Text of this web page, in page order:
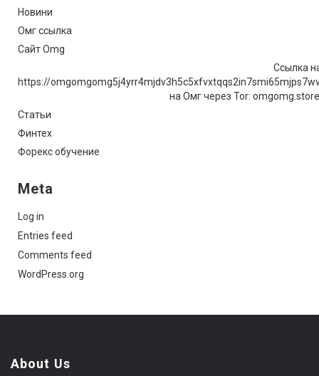
Новини
Омг ссылка
Сайт Omg
Ссылка
https://
на Омг через Tor:
Статьи
Финтех
Форекс обучение
Meta
Log in
Entries feed
Comments feed
WordPress.org
About Us